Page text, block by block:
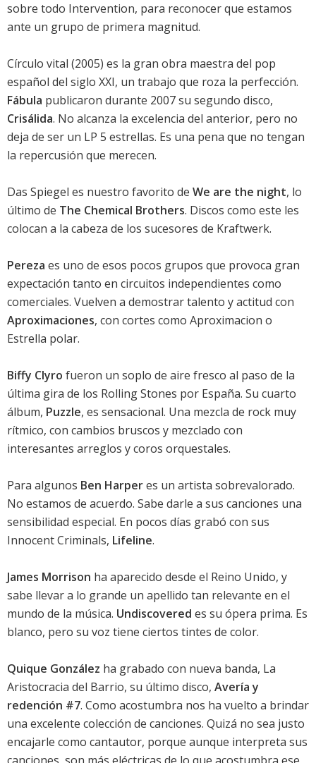
sobre todo Intervention, para reconocer que estamos
ante un grupo de primera magnitud.
Círculo vital (2005) es la gran obra maestra del pop
español del siglo XXI, un trabajo que roza la perfección.
Fábula publicaron durante 2007 su segundo disco,
Crisálida. No alcanza la excelencia del anterior, pero no
deja de ser un LP 5 estrellas. Es una pena que no tengan
la repercusión que merecen.
Das Spiegel es nuestro favorito de We are the night, lo
último de The Chemical Brothers. Discos como este les
colocan a la cabeza de los sucesores de Kraftwerk.
Pereza es uno de esos pocos grupos que provoca gran
expectación tanto en circuitos independientes como
comerciales. Vuelven a demostrar talento y actitud con
Aproximaciones, con cortes como Aproximacion o
Estrella polar.
Biffy Clyro fueron un soplo de aire fresco al paso de la
última gira de los Rolling Stones por España. Su cuarto
álbum, Puzzle, es sensacional. Una mezcla de rock muy
rítmico, con cambios bruscos y mezclado con
interesantes arreglos y coros orquestales.
Para algunos Ben Harperes un artista sobrevalorado.
No estamos de acuerdo. Sabe darle a sus canciones una
sensibilidad especial. En pocos días grabó con sus
Innocent Criminals, Lifeline.
James Morrison ha aparecido desde el Reino Unido, y
sabe llevar a lo grande un apellido tan relevante en el
mundo de la música. Undiscovered es su ópera prima. Es
blanco, pero su voz tiene ciertos tintes de color.
Quique González ha grabado con nueva banda, La
Aristocracia del Barrio, su último disco, Avería y
redención #7. Como acostumbra nos ha vuelto a brindar
una excelente colección de canciones. Quizá no sea justo
encajarle como cantautor, porque aunque interpreta sus